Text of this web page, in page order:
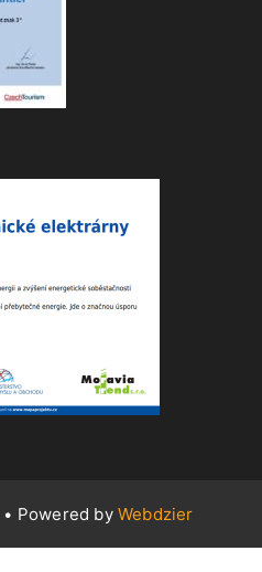
• Powered by Webdzier